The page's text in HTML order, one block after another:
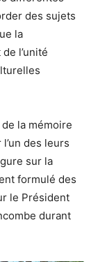
des sujets
la
l’unité
la mémoire
des leurs
sur la
formulé des
le Président
durant